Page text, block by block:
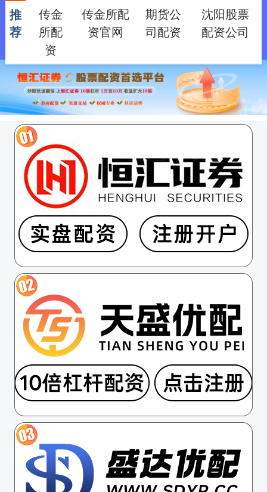
推
荐
传金
所配
资
传金所配
资官网
期货公
司配资
沈阳股票
配资公司